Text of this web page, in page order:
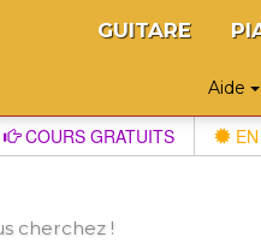
GUITARE
Aide
COURS GRATUITS
cherchez !